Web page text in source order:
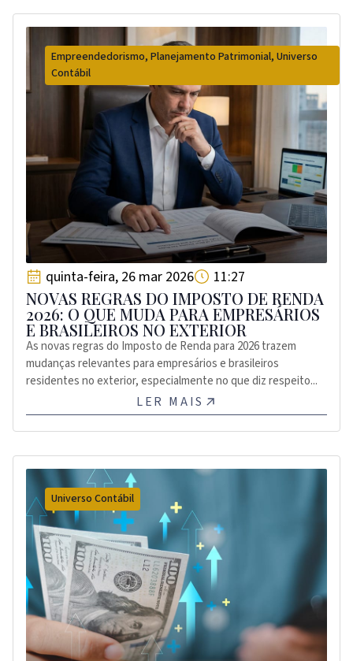
Empreendedorismo, Planejamento Patrimonial, Universo
Contábil
quinta-feira, 26 mar 2026 11:27
NOVAS REGRAS DO IMPOSTO DE RENDA
2026: O QUE MUDA PARA EMPRESÁRIOS
E BRASILEIROS NO EXTERIOR
As novas regras do Imposto de Renda para 2026 trazem
mudanças relevantes para empresários e brasileiros
residentes no exterior, especialmente no que diz respeito...
LER MAIS
Universo Contábil